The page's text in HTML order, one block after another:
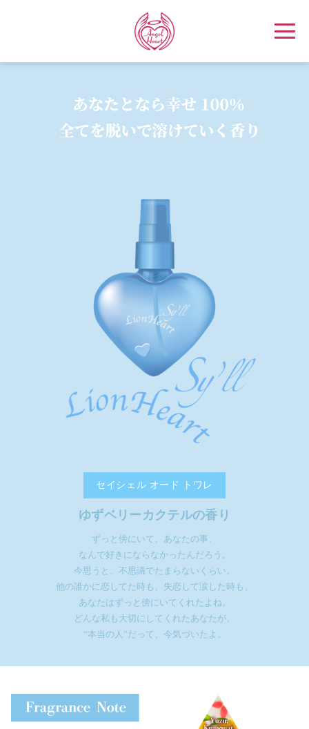
Brand
Products Lineup
jewelry
Night Wear
セイシェル オード トワレ
ゆずベリーカクテルの香り
ずっと傍にいて、あなたの事、
なんで好きにならなかったんだろう。
今思うと、不思議でたまらないくらい。
他の誰かに恋してた時も、失恋して涙した時も、
あなたはずっと傍にいてくれたよね。
どんな私も大切にしてくれたあなたが、
“本当の人”だって、今気づいたよ。